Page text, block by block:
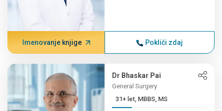
Imenovanje knjige Pokliči zdaj
Dr Bhaskar Pai
General Surgery
31+ let, MBBS, MS